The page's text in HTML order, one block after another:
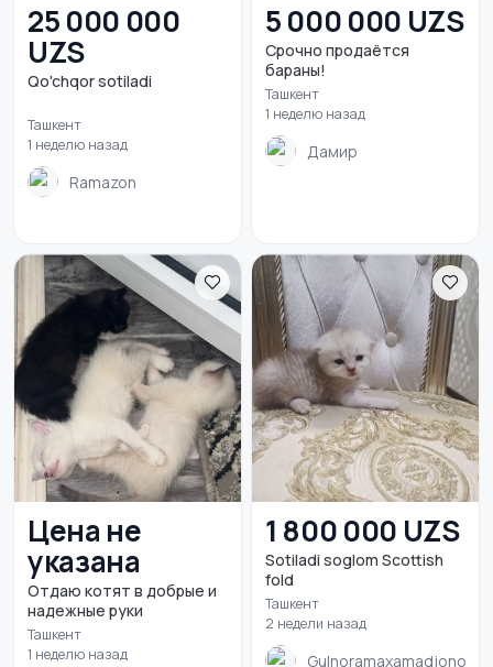
25 000 000
UZS
Qo'chqor sotiladi
Ташкент
1 неделю назад
Ramazon
5 000 000 UZS
Срочно продаётся
бараны!
Ташкент
1 неделю назад
Дамир
Цена не
указана
Отдаю котят в добрые и
надежные руки
Ташкент
1 неделю назад
1 800 000 UZS
Sotiladi soglom Scottish
fold
Ташкент
2 недели назад
Gulnoramaxamadjonova7